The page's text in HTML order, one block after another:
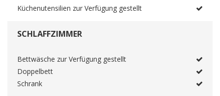
Küchenutensilien zur Verfügung gestellt
SCHLAFFZIMMER
Bettwäsche zur Verfügung gestellt
Doppelbett
Schrank